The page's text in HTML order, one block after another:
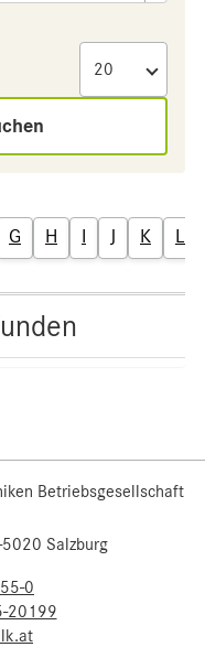
G H I J K L
Betriebsgesellschaft
Salzburg
0
20199